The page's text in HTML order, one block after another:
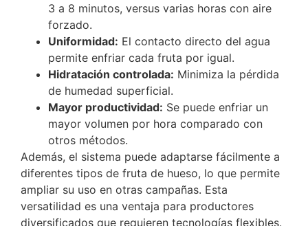
3 a 8 minutos, versus varias horas con aire
forzado.
Uniformidad: El contacto directo del agua
permite enfriar cada fruta por igual.
Hidratación controlada: Minimiza la pérdida
de humedad superficial.
Mayor productividad: Se puede enfriar un
mayor volumen por hora comparado con
otros métodos.
Además, el sistema puede adaptarse fácilmente a
diferentes tipos de fruta de hueso, lo que permite
ampliar su uso en otras campañas. Esta
versatilidad es una ventaja para productores
diversificados que requieren tecnologías flexibles.